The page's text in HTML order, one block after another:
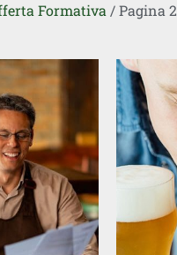
Formativa/ Pagina 2